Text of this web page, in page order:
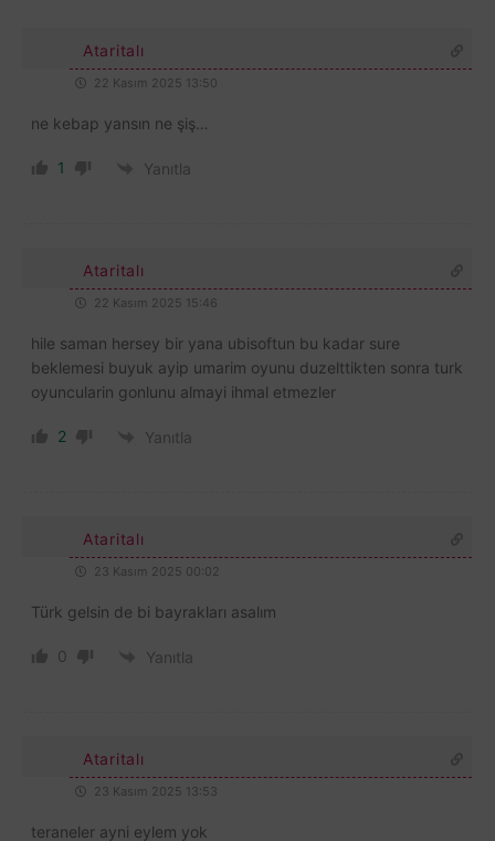
Ataritalı
22 Kasım 2025 13:50
ne kebap yansın ne şiş…
1 Yanıtla
Ataritalı
22 Kasım 2025 15:46
hile saman hersey bir yana ubisoftun bu kadar sure
beklemesi buyuk ayip umarim oyunu duzelttikten sonra turk
oyuncularin gonlunu almayi ihmal etmezler
2 Yanıtla
Ataritalı
23 Kasım 2025 00:02
Türk gelsin de bi bayrakları asalım
0 Yanıtla
Ataritalı
23 Kasım 2025 13:53
teraneler ayni eylem yok